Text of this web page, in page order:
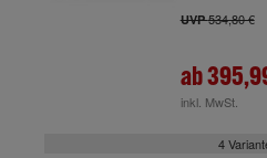
UVP534,80 €
ab
inkl. MwSt.
4